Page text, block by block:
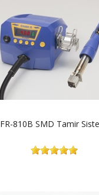
FR-810B SMD Tamir